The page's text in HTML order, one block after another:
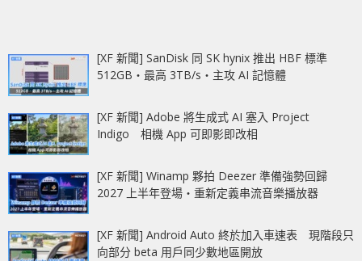
[XF 新聞] SanDisk 同 SK hynix 推出 HBF 標準
512GB‧最高 3TB/s‧主攻 AI 記憶體
[XF 新聞] Adobe 將生成式 AI 塞入 Project
Indigo 相機 App 可即影即改相
[XF 新聞] Winamp 夥拍 Deezer 準備強勢回歸
2027 上半年登場‧重新定義串流音樂播放器
[XF 新聞] Android Auto 終於加入車速表 現階段只
向部分 beta 用戶同少數地區開放